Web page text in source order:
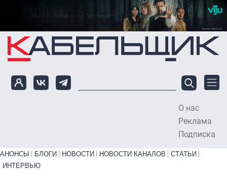
Перейти к основному содержанию
О нас
Реклама
Подписка
Primary links bottom
АНОНСЫ БЛОГИ НОВОСТИ НОВОСТИ КАНАЛОВ
СТАТЬИ
ИНТЕРВЬЮ